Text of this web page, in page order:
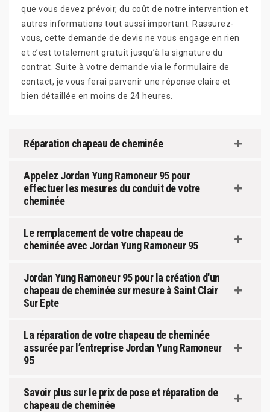
que vous devez prévoir, du coût de notre intervention et
autres informations tout aussi important. Rassurez-
vous, cette demande de devis ne vous engage en rien
et c’est totalement gratuit jusqu’à la signature du
contrat. Suite à votre demande via le formulaire de
contact, je vous ferai parvenir une réponse claire et
bien détaillée en moins de 24 heures.
Réparation chapeau de cheminée
Appelez Jordan Yung Ramoneur 95 pour
effectuer les mesures du conduit de votre
cheminée
Le remplacement de votre chapeau de
cheminée avec Jordan Yung Ramoneur 95
Jordan Yung Ramoneur 95 pour la création d'un
chapeau de cheminée sur mesure à Saint Clair
Sur Epte
La réparation de votre chapeau de cheminée
assurée par l’entreprise Jordan Yung Ramoneur
95
Savoir plus sur le prix de pose et réparation de
chapeau de cheminée